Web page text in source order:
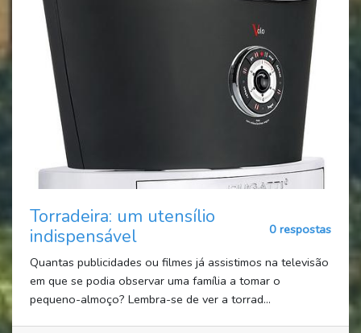
Torradeira: um utensílio
indispensável
0 respostas
Quantas publicidades ou filmes já assistimos na televisão
em que se podia observar uma família a tomar o
pequeno-almoço? Lembra-se de ver a torrad...